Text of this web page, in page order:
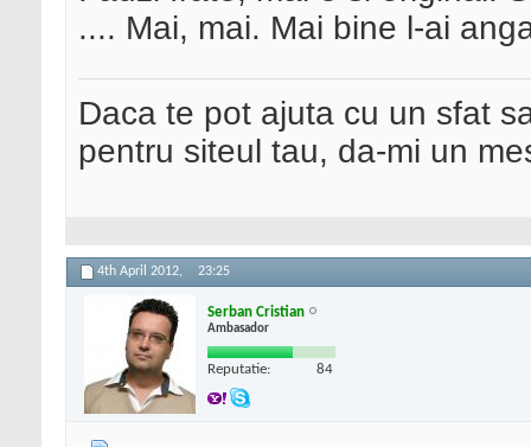
.... Mai, mai. Mai bine l-ai
Daca te pot ajuta cu un sfat
pentru siteul tau, da-mi un
4th April 2012, 23:25
Serban Cristian
Ambasador
Reputatie: 84